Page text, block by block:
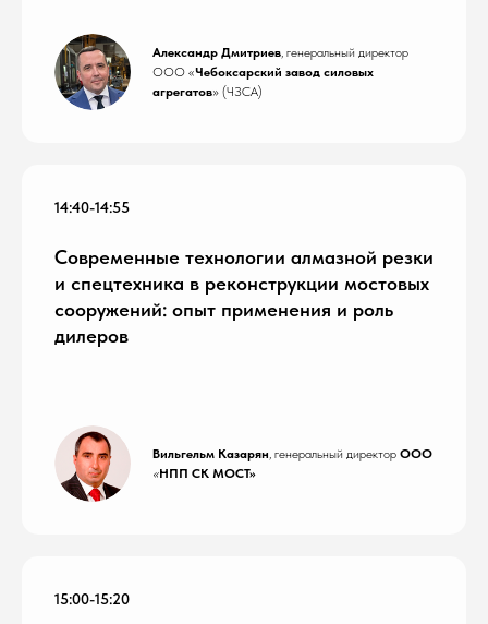
Александр Дмитриев , генеральный директор
ООО «Чебоксарский завод силовых
агрегатов» (ЧЗСА)
14:40-14:55
Современные технологии алмазной резки
и спецтехника в реконструкции мостовых
сооружений: опыт применения и роль
дилеров
Вильгельм Казарян , генеральный директор ООО
«НПП СК МОСТ»
15:00-15:20